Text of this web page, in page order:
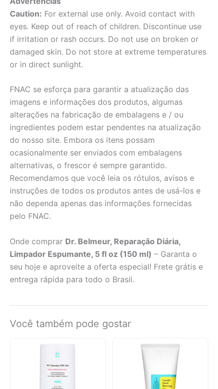
Caution: For external use only. Avoid contact with
eyes. Keep out of reach of children. Discontinue use
if irritation or rash occurs. Do not use on broken or
damaged skin. Do not store at extreme temperatures
or in direct sunlight.
FNAC se esforça para garantir a atualização das
imagens e informações dos produtos, algumas
alterações na fabricação de embalagens e / ou
ingredientes podem estar pendentes na atualização
do nosso site. Embora os itens possam
ocasionalmente ser enviados com embalagens
alternativas, o frescor é sempre garantido.
Recomendamos que você leia os rótulos, avisos e
instruções de todos os produtos antes de usá-los e
não dependa apenas das informações fornecidas
pelo FNAC.
Onde comprar Dr. Belmeur, Reparação Diária,
Limpador Espumante, 5 fl oz (150 ml) – Garanta o
seu hoje e aproveite a oferta especial! Frete grátis e
entrega rápida para todo o Brasil.
Você também pode gostar